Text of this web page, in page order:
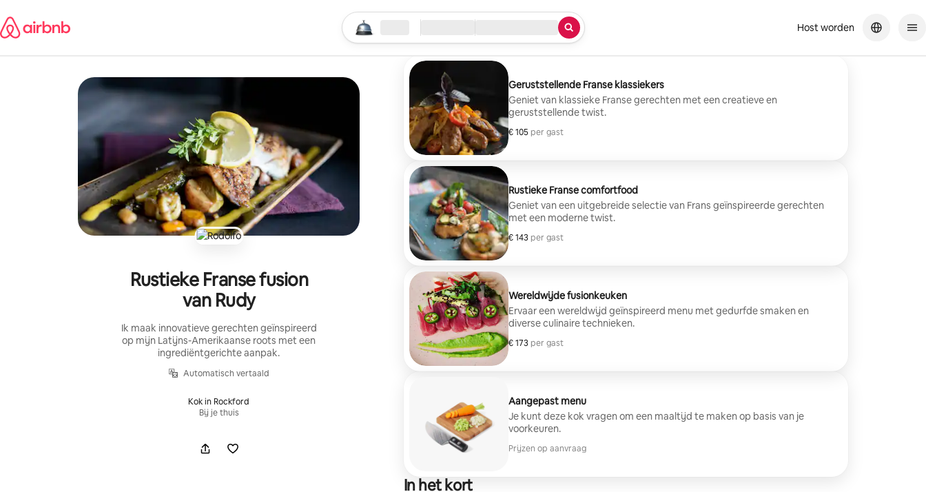
direct
naar
Begin je zoektocht
Locatie Inchecken/uitchecken
Service Host worden
Rustieke Franse fusion
van Rudy
Ik maak innovatieve gerechten geïnspireerd
op mijn Latijns-Amerikaanse roots met een
ingrediëntgerichte aanpak.
Automatisch vertaald
Kok in Rockford
Bij je thuis
Geruststellende Franse klassiekers
Geniet van klassieke Franse gerechten met een creatieve en
geruststellende twist.
€ 105 per gast
€ 105 per gast
Rustieke Franse comfortfood
Geniet van een uitgebreide selectie van Frans geïnspireerde gerechten
met een moderne twist.
€ 143 per gast
€ 143 per gast
Wereldwijde fusionkeuken
Ervaar een wereldwijd geïnspireerd menu met gedurfde smaken en
diverse culinaire technieken.
€ 173 per gast
€ 173 per gast
Aangepast menu
Je kunt deze kok vragen om een maaltijd te maken op basis van je
voorkeuren.
Prijzen op aanvraag
In het kort